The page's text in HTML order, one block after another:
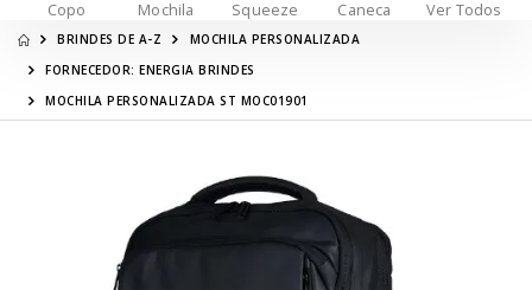
Copo Mochila Squeeze Caneca Ver Todos
BRINDES DE A-Z
MOCHILA PERSONALIZADA
FORNECEDOR: ENERGIA BRINDES
MOCHILA PERSONALIZADA ST MOC01901